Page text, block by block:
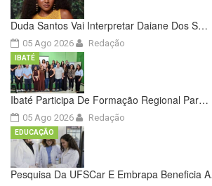
Duda Santos Vai Interpretar Daiane Dos S…
05 Ago 2026 Redação
Ibaté Participa De Formação Regional Par…
05 Ago 2026
IBATÉ
Redação
Pesquisa Da UFSCar E Embrapa Beneficia
EDUCAÇÃO